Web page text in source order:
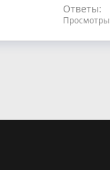
Ответы
Просмотры